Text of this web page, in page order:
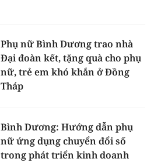
Phụ nữ Bình Dương trao nhà
Đại đoàn kết, tặng quà cho phụ
nữ, trẻ em khó khắn ở Đồng
Tháp
Bình Dương: Hướng dẫn phụ
nữ ứng dụng chuyển đổi số
trong phát triển kinh doanh